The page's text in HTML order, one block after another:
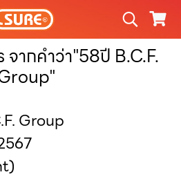
จากคำว่า"58ปี B.C.F.
Group